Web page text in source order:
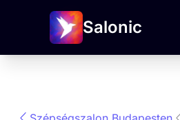
Salonic